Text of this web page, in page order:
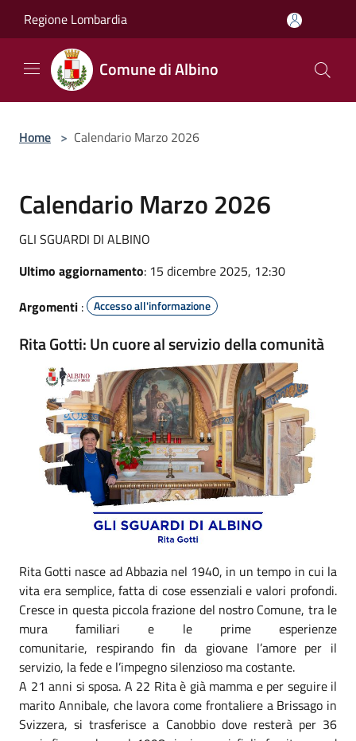
Regione Lombardia
Comune di Albino
Home > Calendario Marzo 2026
Calendario Marzo 2026
GLI SGUARDI DI ALBINO
Ultimo aggiornamento: 15 dicembre 2025, 12:30
Argomenti : Accesso all'informazione
Rita Gotti: Un cuore al servizio della comunità
Rita Gotti nasce ad Abbazia nel 1940, in un tempo in cui la
vita era semplice, fatta di cose essenziali e valori profondi.
Cresce in questa piccola frazione del nostro Comune, tra le
mura familiari e le prime esperienze
comunitarie, respirando fin da giovane l’amore per il
servizio, la fede e l’impegno silenzioso ma costante.
A 21 anni si sposa. A 22 Rita è già mamma e per seguire il
marito Annibale, che lavora come frontaliere a Brissago in
Svizzera, si trasferisce a Canobbio dove resterà per 36